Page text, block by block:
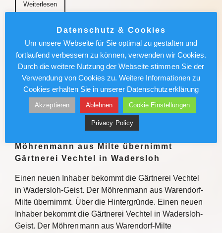
Weiterlesen
München News : Absolut sehenswert!
„Carmen“ im Deutschen Theater
Enrique Gasa Valga verbindet Bizet und Mérimée
überraschend und sinnlich zu temporeichem
Tanztheater Weiterlesen
Weiterlesen
Möhrenmann aus Milte übernimmt
Gärtnerei Vechtel in Wadersloh
Einen neuen Inhaber bekommt die Gärtnerei Vechtel
in Wadersloh-Geist. Der Möhrenmann aus Warendorf-
Milte übernimmt. Über die Hintergründe. Einen neuen
Inhaber bekommt die Gärtnerei Vechtel in Wadersloh-
Geist. Der Möhrenmann aus Warendorf-Milte
Datenschutz & Cookies
Um unsere Webseite für Sie optimal zu gestalten und
fortlaufend verbessern zu können, verwenden wir Cookies.
Durch die weitere Nutzung der Webseite stimmen Sie der
Verwendung von Cookies zu. Weitere Informationen zu
Cookies erhalten Sie in unserer Datenschutzerklärung
Akzeptieren Ablehnen Cookie Einstellungen
Privacy Policy